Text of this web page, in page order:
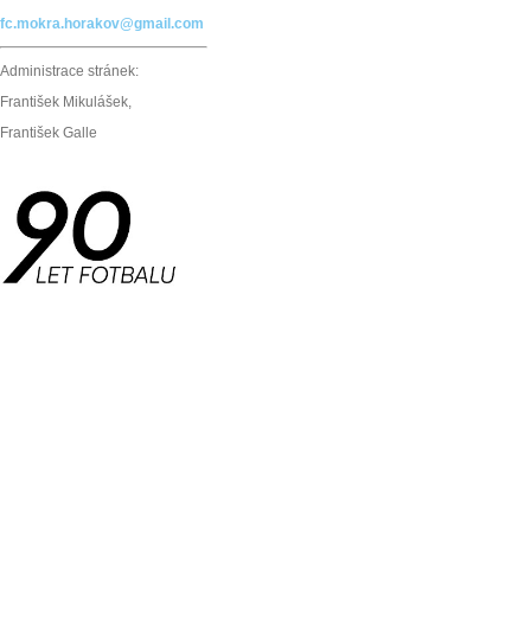
fc.mokra.horakov@gmail.com
Administrace stránek:
František Mikulášek,
František Galle